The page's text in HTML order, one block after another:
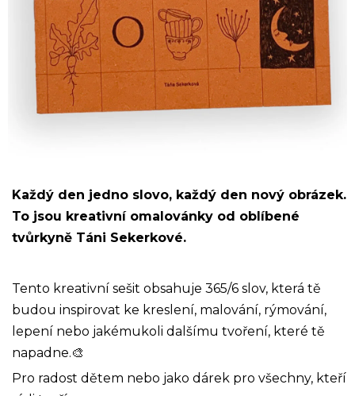
Každý den jedno slovo, každý den nový obrázek.
To jsou kreativní omalovánky od oblíbené
tvůrkyně Táni Sekerkové.
Tento kreativní sešit obsahuje 365/6 slov, která tě
budou inspirovat ke kreslení, malování, rýmování,
lepení nebo jakémukoli dalšímu tvoření, které tě
napadne.🎨
Pro radost dětem nebo jako dárek pro všechny, kteří